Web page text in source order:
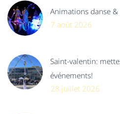
Animations danse
7 août 2026
Saint-valentin:
événements!
28 juillet 2026